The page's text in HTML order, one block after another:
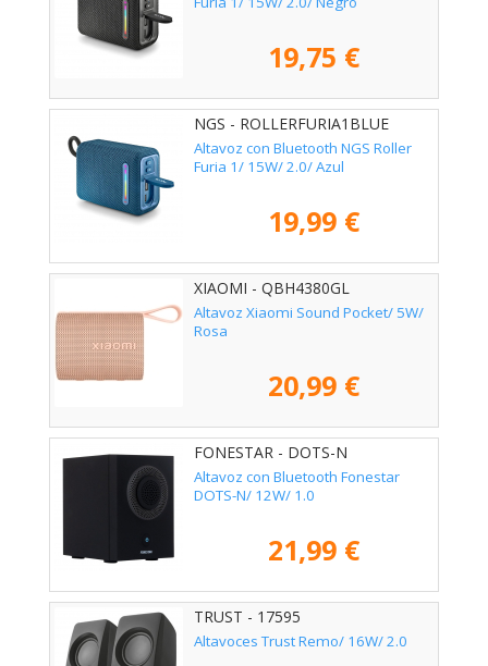
19,75 €
NGS - ROLLERFURIA1BLUE
Altavoz con Bluetooth NGS Roller
Furia 1/ 15W/ 2.0/ Azul
19,99 €
XIAOMI - QBH4380GL
Altavoz Xiaomi Sound Pocket/ 5W/
Rosa
20,99 €
FONESTAR - DOTS-N
Altavoz con Bluetooth Fonestar
DOTS-N/ 12W/ 1.0
21,99 €
TRUST - 17595
Altavoces Trust Remo/ 16W/ 2.0